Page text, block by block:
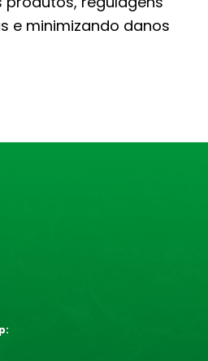
e minimizando danos